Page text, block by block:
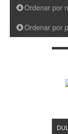
Ordenar por
Ordenar por